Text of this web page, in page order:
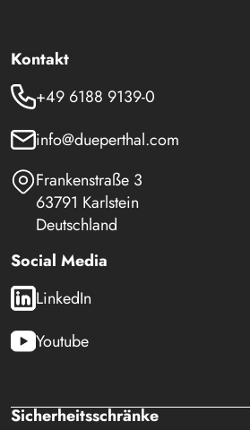
Kontakt
+49 6188 9139-0
info@dueperthal.com
Frankenstraße 3
63791 Karlstein
Deutschland
Social Media
LinkedIn
Youtube
Sicherheitsschränke